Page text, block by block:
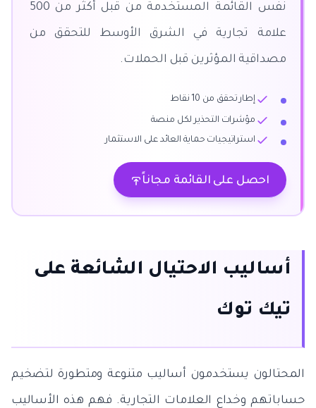
نفس القائمة المستخدمة من قبل أكثر من 500
علامة تجارية في الشرق الأوسط للتحقق من
مصداقية المؤثرين قبل الحملات.
إطار تحقق من 10 نقاط
مؤشرات التحذير لكل منصة
استراتيجيات حماية العائد على الاستثمار
احصل على القائمة مجاناً
أساليب الاحتيال الشائعة على
تيك توك
المحتالون يستخدمون أساليب متنوعة ومتطورة لتضخيم
حساباتهم وخداع العلامات التجارية. فهم هذه الأساليب